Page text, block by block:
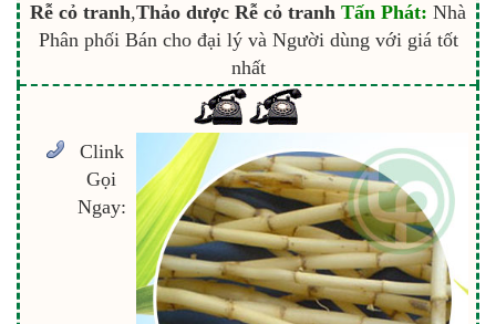
Rễ cỏ tranh,Thảo dược Rễ cỏ tranh Tấn Phát: Nhà
Phân phối Bán cho đại lý và Người dùng với giá tốt
nhất
Clink
Gọi
Ngay: